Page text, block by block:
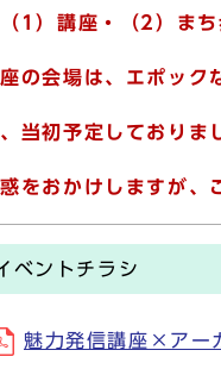
（1）講座・（2）ま
座の会場は、エポッ
当初予定しておりま
をおかけしますが、
ベントチラシ
魅力発信講座×アー